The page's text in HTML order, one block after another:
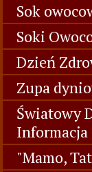
Sok
Soki
Dzień
Zupa
Światowy
Informacja
"Mamo,